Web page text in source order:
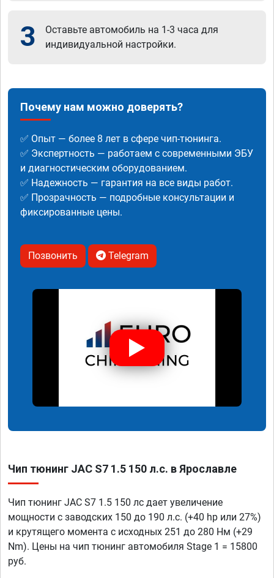
3
Оставьте автомобиль на 1-3 часа для
индивидуальной настройки.
Почему нам можно доверять?
✅ Опыт — более 8 лет в сфере чип-тюнинга.
✅ Экспертность — работаем с современными ЭБУ
и диагностическим оборудованием.
✅ Надежность — гарантия на все виды работ.
✅ Прозрачность — подробные консультации и
фиксированные цены.
Позвонить Telegram
Чип тюнинг JAC S7 1.5 150 л.с. в Ярославле
Чип тюнинг JAC S7 1.5 150 лс дает увеличение
мощности с заводских 150 до 190 л.с. (+40 hp или 27%)
и крутящего момента с исходных 251 до 280 Нм (+29
Nm). Цены на чип тюнинг автомобиля Stage 1 = 15800
руб.